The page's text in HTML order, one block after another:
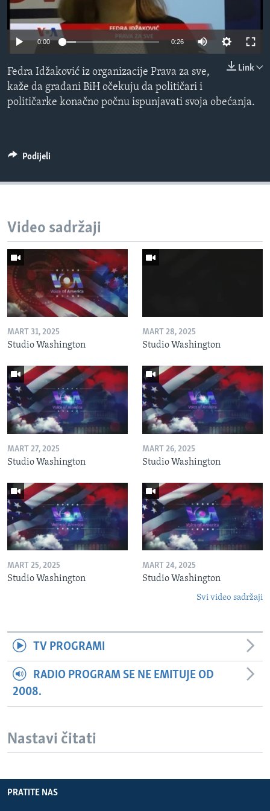
MAGAZIN
O GLASU AMERIKE
Learning English
PRATITE NAS
Jezici
0:00 0:26
Link
Fedra Idžaković iz organizacije Prava za sve,
kaže da građani BiH očekuju da političari i
političarke konačno počnu ispunjavati svoja obećanja.
Podijeli
Video sadržaji
MART 31, 2025
Studio Washington
MART 28, 2025
Studio Washington
MART 27, 2025
Studio Washington
MART 26, 2025
Studio Washington
MART 25, 2025
Studio Washington
MART 24, 2025
Studio Washington
Svi video sadržaji
TV PROGRAMI
RADIO PROGRAM SE NE EMITUJE OD
2008.
Nastavi čitati
PRATITE NAS